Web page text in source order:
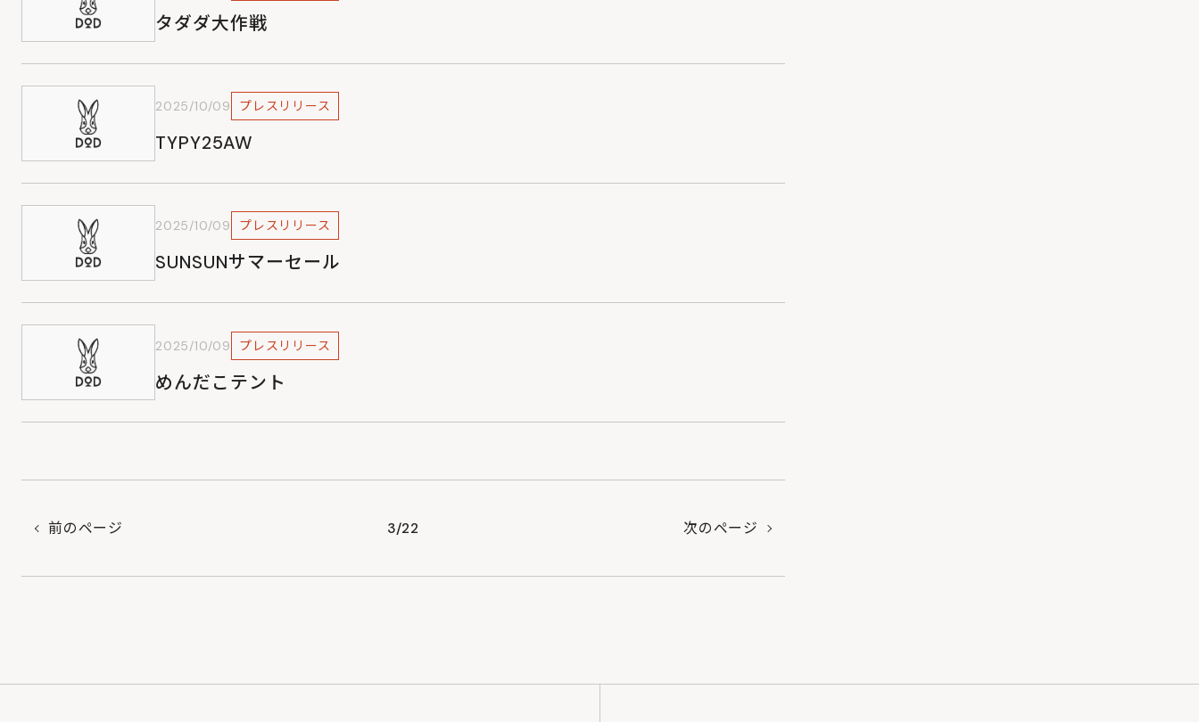
タダダ大作戦
2025/10/09 プレスリリース
TYPY25AW
2025/10/09 プレスリリース
SUNSUNサマーセール
2025/10/09 プレスリリース
めんだこテント
前のページ 3/22 次のページ